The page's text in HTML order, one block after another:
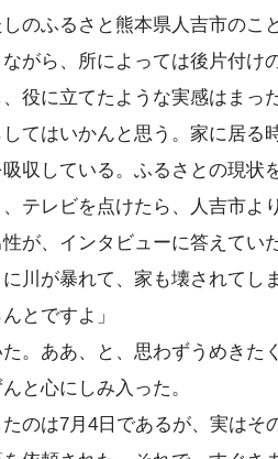
のふるさと熊本県人吉市のこ
がら、所によっては後片付け
役に立てたような実感はまっ
てはいかんと思う。家に居る
収している。ふるさとの現状
テレビを点けたら、人吉市よ
が、インタビューに答えてい
に川が暴れて、家も壊されて
とですよ」
。ああ、と、思わずうめきた
と心にしみ入った。
のは7月4日であるが、実はそ